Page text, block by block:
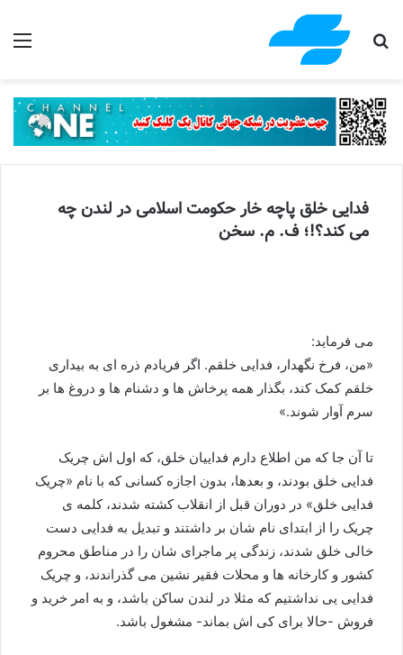
جستجو برای
فدایی خلق پاچه خار حکومت اسلامی در لندن چه
می کند؟!؛ ف. م. سخن
می فرماید:
«من، فرخ نگهدار، فدایی خلقم. اگر فریادم ذره ای به بیداری
خلقم کمک کند، بگذار همه پرخاش ها و دشنام ها و دروغ ها بر
سرم آوار شوند.»
تا آن جا که من اطلاع دارم فداییان خلق، که اول اش چریک
فدایی خلق بودند، و بعدها، بدون اجازه کسانی که با نام «چریک
فدایی خلق» در دوران قبل از انقلاب کشته شدند، کلمه ی
چریک را از ابتدای نام شان بر داشتند و تبدیل به فدایی دست
خالی خلق شدند، زندگی پر ماجرای شان را در مناطق محروم
کشور و کارخانه ها و محلات فقیر نشین می گذراندند، و چریک
فدایی یی نداشتیم که مثلا در لندن ساکن باشد، و به امر خرید و
فروش -حالا برای کی اش بماند- مشغول باشد.